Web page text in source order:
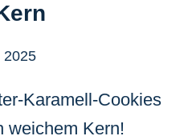
2025
Karamell-Cookies
weichem Kern!